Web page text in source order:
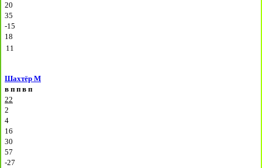
20
35
-15
18
11
Шахтёр М
в п п в п
22
2
4
16
30
57
-27